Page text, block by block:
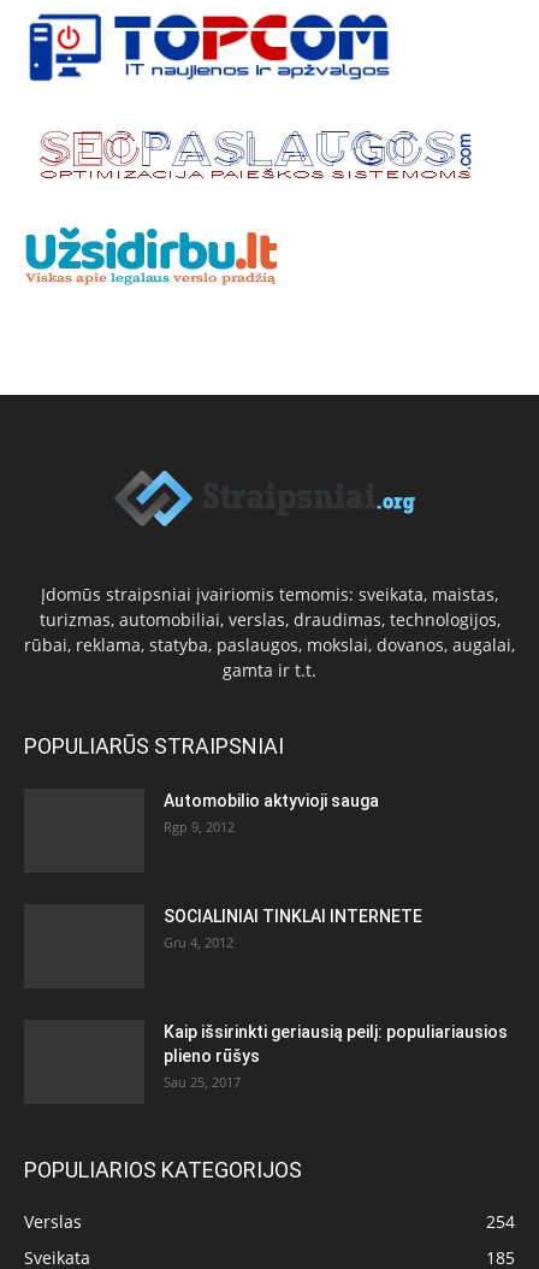
Įdomūs straipsniai įvairiomis temomis: sveikata, maistas,
turizmas, automobiliai, verslas, draudimas, technologijos,
rūbai, reklama, statyba, paslaugos, mokslai, dovanos, augalai,
gamta ir t.t.
POPULIARŪS STRAIPSNIAI
Automobilio aktyvioji sauga
Rgp 9, 2012
SOCIALINIAI TINKLAI INTERNETE
Gru 4, 2012
Kaip išsirinkti geriausią peilį: populiariausios
plieno rūšys
Sau 25, 2017
POPULIARIOS KATEGORIJOS
Verslas
254
Sveikata
185